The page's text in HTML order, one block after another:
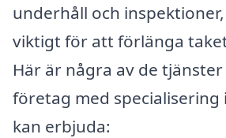
underhåll och
viktigt för att förlänga
Här är några av de
företag med
kan erbjuda: